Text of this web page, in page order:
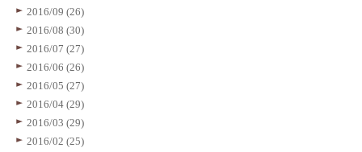
2016/09 (26)
2016/08 (30)
2016/07 (27)
2016/06 (26)
2016/05 (27)
2016/04 (29)
2016/03 (29)
2016/02 (25)